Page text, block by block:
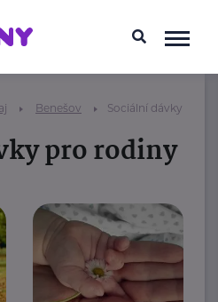
Benešov Sociální dávky pro
pro rodiny